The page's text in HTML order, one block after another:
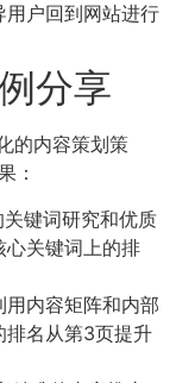
户回到网站进行
分享
的内容策划策
：
关键词研究和优质
心关键词上的排
用内容矩阵和内部
排名从第3页提升